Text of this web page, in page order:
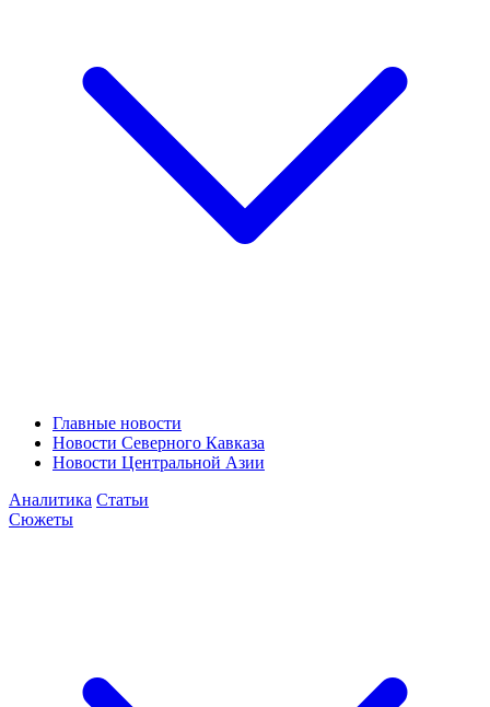
Главные новости
Новости Северного Кавказа
Новости Центральной Азии
Аналитика Статьи
Сюжеты